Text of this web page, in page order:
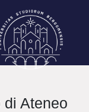
di Ateneo